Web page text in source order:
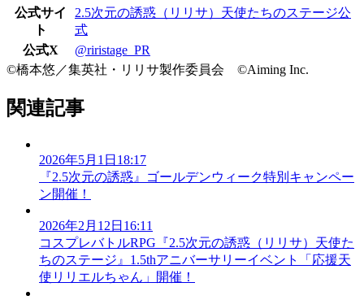
公式サイ
ト
2.5次元の誘惑（リリサ）天使たちのステージ公
式
公式X
@riristage_PR
©橋本悠／集英社・リリサ製作委員会 ©Aiming Inc.
関連記事
2026年5月1日18:17
『2.5次元の誘惑』ゴールデンウィーク特別キャンペー
ン開催！
2026年2月12日16:11
コスプレバトルRPG『2.5次元の誘惑（リリサ）天使た
ちのステージ』1.5thアニバーサリーイベント「応援天
使リリエルちゃん」開催！